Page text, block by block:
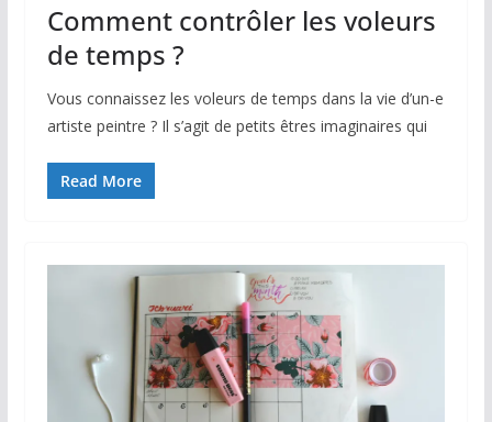
Comment contrôler les voleurs
de temps ?
Vous connaissez les voleurs de temps dans la vie d’un-e
artiste peintre ? Il s’agit de petits êtres imaginaires qui
Read More